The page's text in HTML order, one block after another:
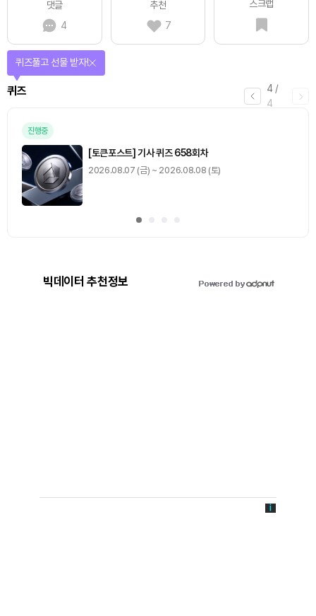
댓글
4
추천
7
스크랩
1/
미션
매일 미션을 완료하고 보상을 획득!
기사 스탬프
빅데이터 추천정보